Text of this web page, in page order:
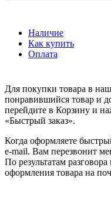
Наличие
Как купить
Оплата
Для покупки товара в
понравившийся товар и
перейдите в Корзину и
«Быстрый заказ».
Когда оформляете
e-mail. Вам перезвонит
По результатам
оформления товара на